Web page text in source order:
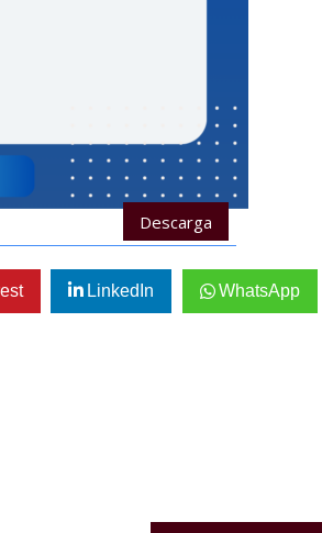
Descarga
LinkedIn WhatsApp